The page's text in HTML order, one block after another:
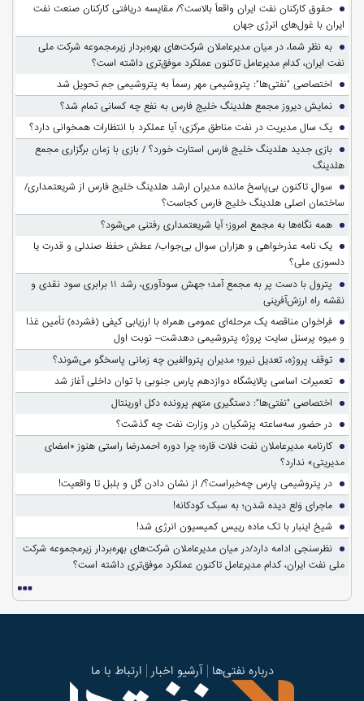
حقوق کارکنان نفت ایران واقعاً بالاست؟/ مقایسه دریافتی کارکنان صنعت نفت
ایران با غول‌های انرژی جهان
به نظر شما، در میان مدیرعاملان شرکت‌های بهره‌بردار زیرمجموعه شرکت ملی
نفت ایران، کدام مدیرعامل تاکنون عملکرد موفق‌تری داشته است؟
اختصاصی "نفتی‌ها": پتروشیمی مهر رسماً به پتروشیمی جم تحویل شد
نمایش دیروز مجمع هلدینگ خلیج فارس به نفع چه کسانی تمام شد؟
یک سال مدیریت در نفت مناطق مرکزی؛ آیا عملکرد با انتظارات همخوانی دارد؟
بازی جدید هلدینگ خلیج فارس استارت خورد؟ / بازی با زمان برگزاری مجمع
هلدینگ
سوالِ تاکنون بی‌پاسخ مانده مدیران ارشد هلدینگ خلیج فارس از شریعتمداری/
ساختمان اصلی هلدینگ خلیج فارس کجاست؟
همه نگاه‌ها به مجمع امروز؛ آیا شریعتمداری رفتنی می‌شود؟
یک نامه عذرخواهی و هزاران سوال بی‌جواب/ عطش حفظ صندلی و قدرت یا
دلسوزی ملی؟
پترول با دست پر به مجمع آمد؛ جهش سودآوری، رشد ۱۱ برابری سود نقدی و
نقشه راه ارزش‌آفرینی
فراخوان مناقصه یک مرحله‌ای عمومی همراه با ارزیابی کیفی (فشرده) تأمین غذا
و میوه پرسنل سایت پروژه پتروشیمی دهدشت– نوبت اول
توقف پروژه، تعدیل نیرو؛ مدیران پتروالفین چه زمانی پاسخگو می‌شوند؟
تعمیرات اساسی پالایشگاه دوازدهم پارس جنوبی با توان داخلی آغاز شد
اختصاصی "نفتی‌ها": دستگیری متهم پرونده دکل اورینتال
در حضور سه‌ساعته پزشکیان در وزارت نفت چه گذشت؟
کارنامه مدیرعاملان نفت فلات قاره؛ چرا دوره احمدرضا راستی هنوز «امضای
مدیریتی» ندارد؟
در پتروشیمی پارس چه‌خبراست؟/ از نشان دادن گل و بلبل تا واقعیت!
ماجرای وَلع دیده شدن؛ به سبک کودکانه!
شیخ اینبار با تک ماده رییس کمیسیون انرژی شد!
نظرسنجی ادامه دارد/در میان مدیرعاملان شرکت‌های بهره‌بردار زیرمجموعه شرکت
ملی نفت ایران، کدام مدیرعامل تاکنون عملکرد موفق‌تری داشته است؟
درباره نفتی‌ها آرشیو اخبار ارتباط با ما